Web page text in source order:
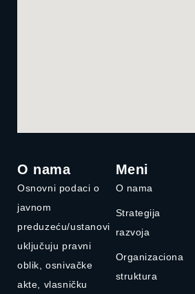
O nama
Osnovni podaci o
javnom
preduzeću/ustanovi
uključuju pravni
oblik, osnivačke
akte, vlasničku
Meni
O nama
Strategija
razvoja
Organizaciona
struktura